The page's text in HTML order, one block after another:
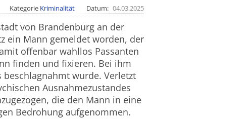
Kategorie Kriminalität Datum 04.03.2025
von Brandenburg an der
ein Mann gemeldet worden, der
offenbar wahllos Passanten
finden und fixieren. Bei ihm
wurde. Verletzt
Ausnahmezustandes
die den Mann in eine
Bedrohung aufgenommen.